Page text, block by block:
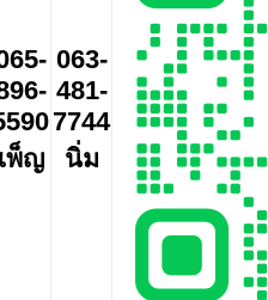
เพ็ญ
063-
481-
7744
นิ่ม